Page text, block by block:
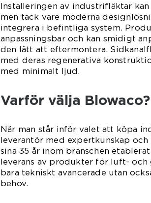
Installeringen av industrifläktar
men tack vare moderna
integrera i befintliga system.
anpassningsbar och kan smidigt
den lätt att eftermontera.
med deras regenerativa
med minimalt ljud.
Varför välja Blowaco?
När man står inför valet att köpa
leverantör med expertkunskap
sina 35 år inom branschen
leverans av produkter för luft- och
bara tekniskt avancerade utan
behov.